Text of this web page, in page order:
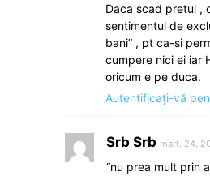
Daca scad pretul ,
sentimentul de
bani” , pt ca-si
cumpere nici ei iar
oricum e pe duca.
Autentificați-vă
Srb Srb mart. 24,
“nu prea mult prin